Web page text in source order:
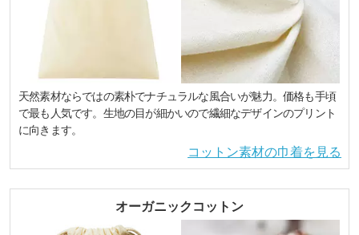
天然素材ならではの素朴でナチュラルな風合いが魅力。価格も手頃
で最も人気です。生地の目が細かいので繊細なデザインのプリント
に向きます。
コットン素材の巾着を見る
オーガニックコットン